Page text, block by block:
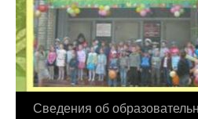
Перейти
Сведения об